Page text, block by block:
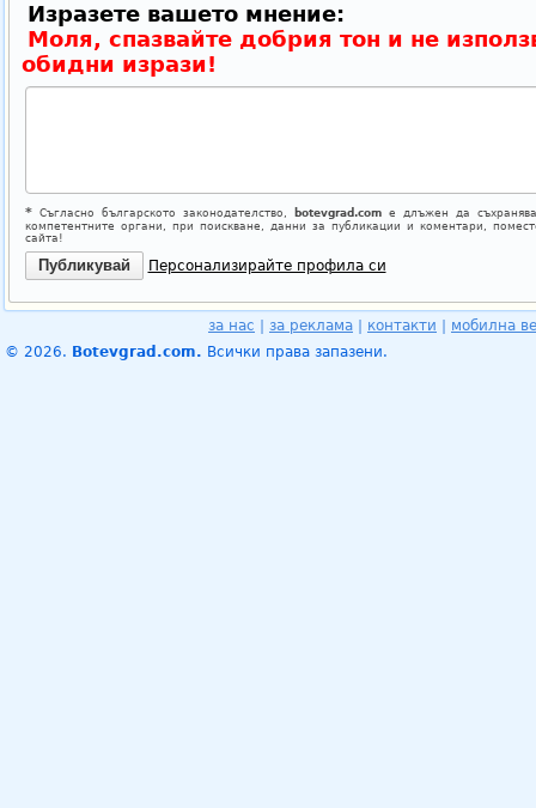
Изразете вашето мнение:
Моля, спазвайте добрия тон и не
обидни изрази!
*Съгласно българското законодателство, botevgrad.comе длъжен да
компетентните органи, при поискване, данни за публикации и коментари,
сайта!
Персонализирайте профила си
за нас за реклама контакти
мобилна
© 2026. Botevgrad.com. Всички права запазени.